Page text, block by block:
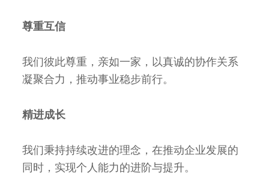
尊重互信
我们彼此尊重，亲如一家，以真诚的协作关系
凝聚合力，推动事业稳步前行。
精进成长
我们秉持持续改进的理念，在推动企业发展的
同时，实现个人能力的进阶与提升。